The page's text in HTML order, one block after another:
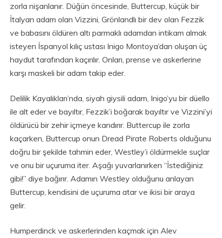
zorla nişanlanır. Düğün öncesinde, Buttercup, küçük bir
İtalyan adam olan Vizzini, Grönlandlı bir dev olan Fezzik
ve babasını öldüren altı parmaklı adamdan intikam almak
isteyen İspanyol kılıç ustası Inigo Montoya’dan oluşan üç
haydut tarafından kaçırılır. Onları, prense ve askerlerine
karşı maskeli bir adam takip eder.
Delilik Kayalıkları’nda, siyah giysili adam, Inigo’yu bir düello
ile alt eder ve bayıltır, Fezzik’i boğarak bayıltır ve Vizzini’yi
öldürücü bir zehir içmeye kandırır. Buttercup ile zorla
kaçarken, Buttercup onun Dread Pirate Roberts olduğunu
doğru bir şekilde tahmin eder, Westley’i öldürmekle suçlar
ve onu bir uçuruma iter. Aşağı yuvarlanırken “İstediğiniz
gibi!” diye bağırır. Adamın Westley olduğunu anlayan
Buttercup, kendisini de uçuruma atar ve ikisi bir araya
gelir.
Humperdinck ve askerlerinden kaçmak için Alev